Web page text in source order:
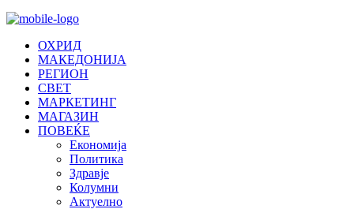
ОХРИД
МАКЕДОНИЈА
РЕГИОН
СВЕТ
МАРКЕТИНГ
МАГАЗИН
ПОВЕЌЕ
Економија
Политика
Здравје
Колумни
Актуелно